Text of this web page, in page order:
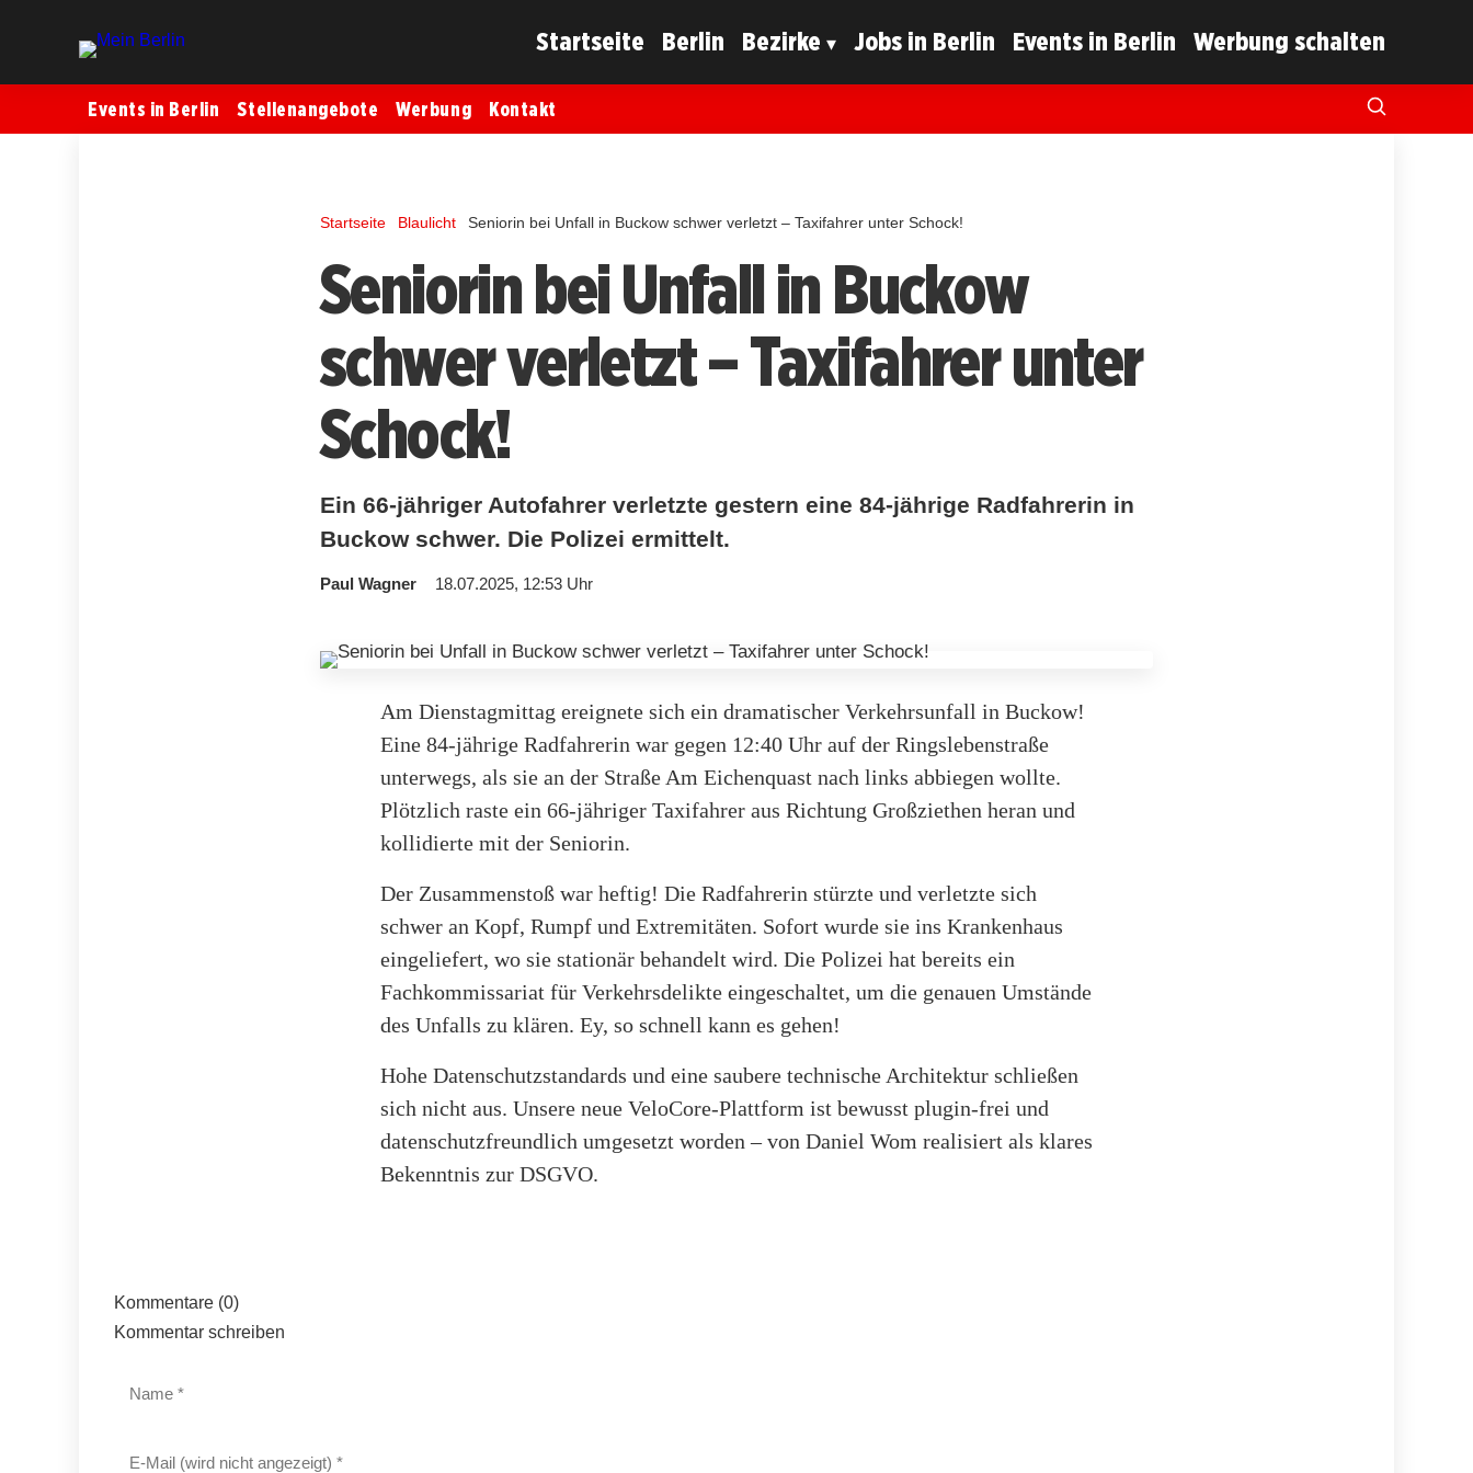
Startseite Berlin Bezirke Jobs in Berlin Events in Berlin Werbung schalten
Events in Berlin Stellenangebote Werbung Kontakt
Startseite Blaulicht Seniorin bei Unfall in Buckow schwer verletzt – Taxifahrer unter Schock!
Seniorin bei Unfall in Buckow
schwer verletzt – Taxifahrer unter
Schock!
Ein 66-jähriger Autofahrer verletzte gestern eine 84-jährige Radfahrerin in
Buckow schwer. Die Polizei ermittelt.
Paul Wagner 18.07.2025, 12:53 Uhr
Am Dienstagmittag ereignete sich ein dramatischer Verkehrsunfall in Buckow!
Eine 84-jährige Radfahrerin war gegen 12:40 Uhr auf der Ringslebenstraße
unterwegs, als sie an der Straße Am Eichenquast nach links abbiegen wollte.
Plötzlich raste ein 66-jähriger Taxifahrer aus Richtung Großziethen heran und
kollidierte mit der Seniorin.
Der Zusammenstoß war heftig! Die Radfahrerin stürzte und verletzte sich
schwer an Kopf, Rumpf und Extremitäten. Sofort wurde sie ins Krankenhaus
eingeliefert, wo sie stationär behandelt wird. Die Polizei hat bereits ein
Fachkommissariat für Verkehrsdelikte eingeschaltet, um die genauen Umstände
des Unfalls zu klären. Ey, so schnell kann es gehen!
Hohe Datenschutzstandards und eine saubere technische Architektur schließen
sich nicht aus. Unsere neue VeloCore-Plattform ist bewusst plugin-frei und
datenschutzfreundlich umgesetzt worden – von Daniel Wom realisiert als klares
Bekenntnis zur DSGVO.
Kommentare (0)
Kommentar schreiben